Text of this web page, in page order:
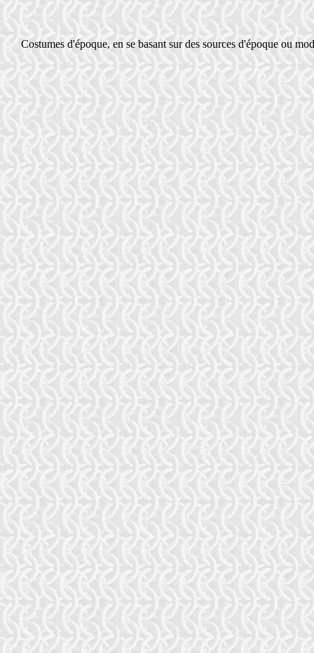
Costumes d'époque, en se basant sur des sources d'époque ou